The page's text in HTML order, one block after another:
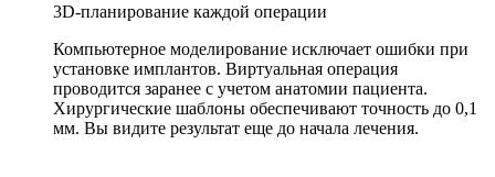
3D-планирование каждой операции
Компьютерное моделирование исключает ошибки при
установке имплантов. Виртуальная операция
проводится заранее с учетом анатомии пациента.
Хирургические шаблоны обеспечивают точность до 0,1
мм. Вы видите результат еще до начала лечения.